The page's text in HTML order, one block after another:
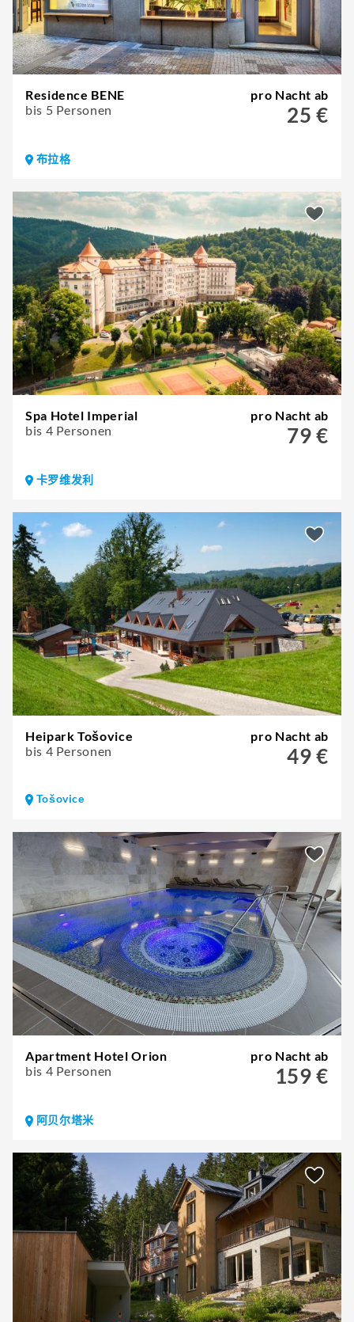
Residence BENE
bis 5 Personen
pro Nacht ab
25 €
布拉格
Spa Hotel Imperial
bis 4 Personen
pro Nacht ab
79 €
卡罗维发利
Heipark Tošovice
bis 4 Personen
pro Nacht ab
49 €
Tošovice
Apartment Hotel Orion
bis 4 Personen
pro Nacht ab
159 €
阿贝尔塔米